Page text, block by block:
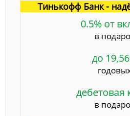
Тинькофф Банк -
0.5% от
в
до
дебетовая
в